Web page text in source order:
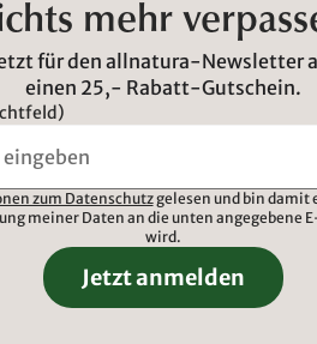
mehr
für den allnatura-Newsletter
einen 25,- Rabatt-Gutschein.
zum Datenschutzgelesen und bin damit
meiner Daten an die unten angegebene
wird.
Jetzt anmelden